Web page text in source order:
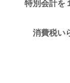
特別会計を
消費税い